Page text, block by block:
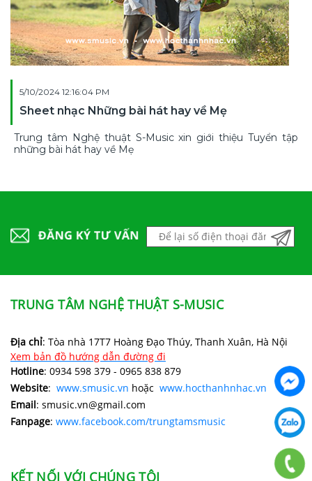
5/10/2024 12:16:04 PM
Sheet nhạc Những bài hát hay về Mẹ
Trung tâm Nghệ thuật S-Music xin giới thiệu Tuyển tập
những bài hát hay về Mẹ
TRUNG TÂM NGHỆ THUẬT S-MUSIC
Địa chỉ: Tòa nhà 17T7 Hoàng Đạo Thúy, Thanh Xuân, Hà Nội
Xem bản đồ hướng dẫn đường đi
Hotline: 0934 598 379 - 0965 838 879
Website: www.smusic.vn hoặc www.hocthanhnhac.vn
Email: smusic.vn@gmail.com
Fanpage: www.facebook.com/trungtamsmusic
KẾT NỐI VỚI CHÚNG TÔI